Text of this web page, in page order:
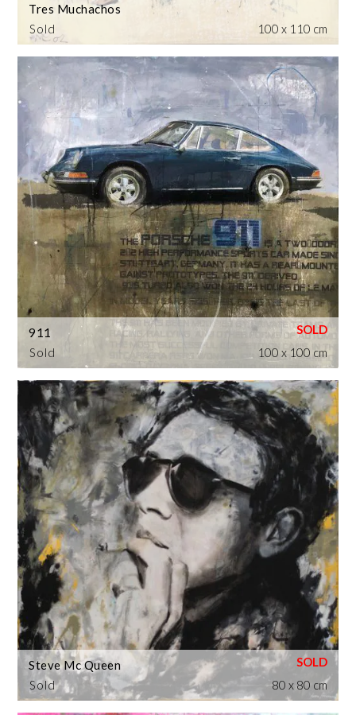
Sold
Tres Muchachos
100 x 110 cm
Sold
911
100 x 100 cm
Sold
Steve Mc Queen
80 x 80 cm